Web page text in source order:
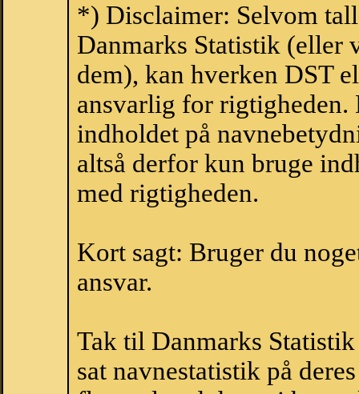
*) Disclaimer: Selvom
Danmarks Statistik (eller
dem), kan hverken DST
ansvarlig for
indholdet på
altså derfor kun bruge
med rigtigheden.
Kort sagt: Bruger du
ansvar.
Tak til Danmarks
sat navnestatistik på